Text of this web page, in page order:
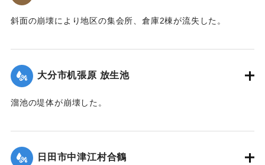
斜面の崩壊により地区の集会所、倉庫2棟が流失した。
2020/7/6｜固有コード:01215063
大分市机張原 放生池
溜池の堤体が崩壊した。
2020/7/6｜固有コード:01215064
日田市中津江村合鶴